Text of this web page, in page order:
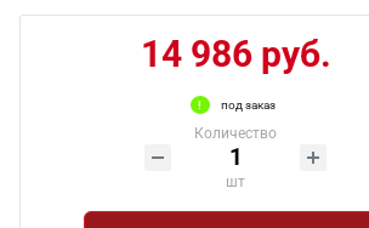
14 986 руб.
под заказ
Количество
шт